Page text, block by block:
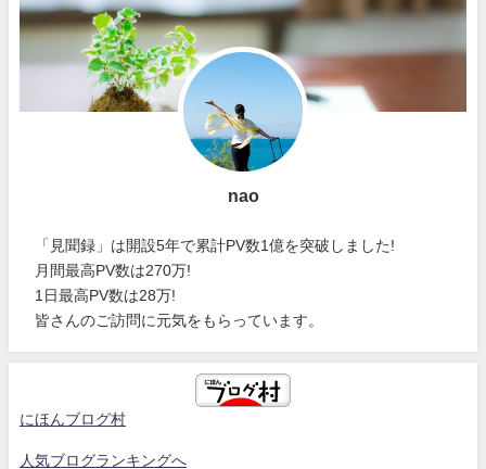
nao
「見聞録」は開設5年で累計PV数1億を突破しました!
月間最高PV数は270万!
1日最高PV数は28万!
皆さんのご訪問に元気をもらっています。
にほんブログ村
人気ブログランキングへ